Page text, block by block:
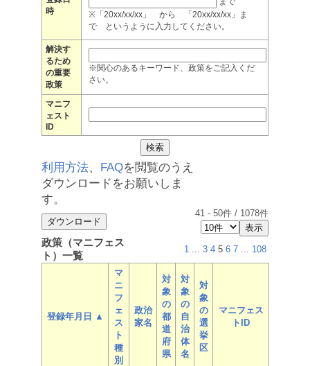
時
※「20xx/xx/xx」 から 「20xx/xx/xx」ま
で というように入力してください。
解決す
るため
の重要
政策
※関心のあるキーワード、政策をご記入くだ
さい。
マニフ
ェスト
ID
利用方法、 FAQを閲覧のうえ
ダウンロードをお願いしま
す。
41 - 50件 / 1078件
政策（マニフェス
ト）一覧
1 ... 3 4 5 6 7 ... 108
登録年月日 ▲
マ
ニ
フ
ェ
ス
ト
種
別
政治
家名
対
象
の
都
道
府
県
対
象
の
自
治
体
名
対
象
の
選
挙
区
マニフェス
トID